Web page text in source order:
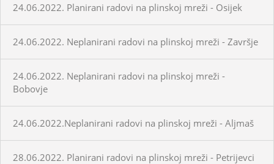
24.06.2022. Planirani radovi na plinskoj mreži - Osijek
24.06.2022. Neplanirani radovi na plinskoj mreži - Završje
24.06.2022. Neplanirani radovi na plinskoj mreži -
Bobovje
24.06.2022.Neplanirani radovi na plinskoj mreži - Aljmaš
28.06.2022. Planirani radovi na plinskoj mreži - Petrijevci